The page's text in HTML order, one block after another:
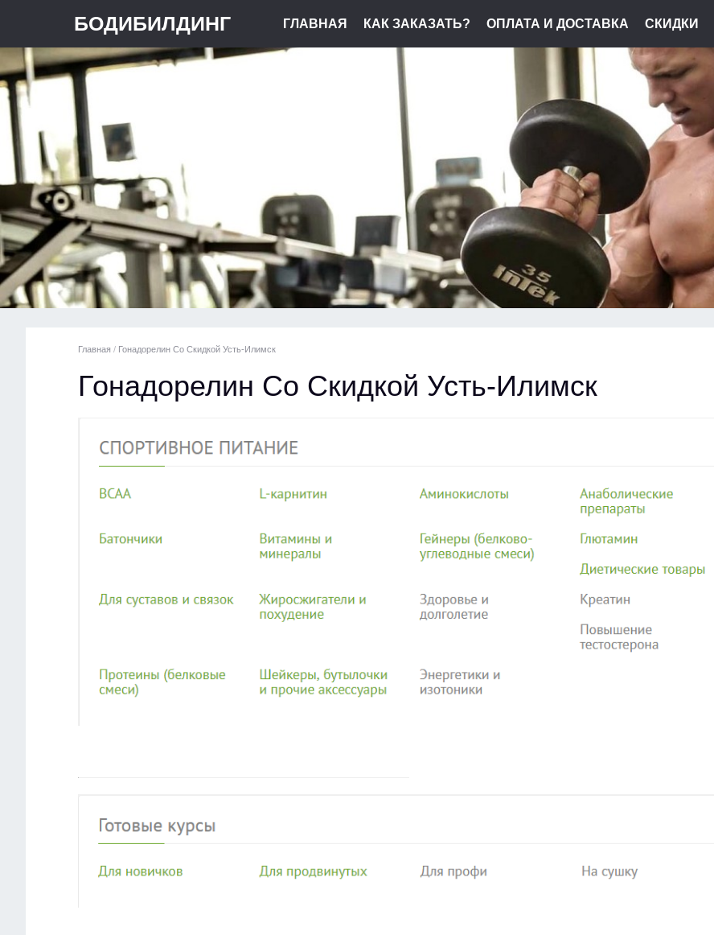
БОДИБИЛДИНГ ГЛАВНАЯ КАК ЗАКАЗАТЬ? ОПЛАТА И ДОСТАВКА СКИДКИ
Главная / Гонадорелин Со Скидкой Усть-Илимск
Гонадорелин Со Скидкой Усть-Илимск